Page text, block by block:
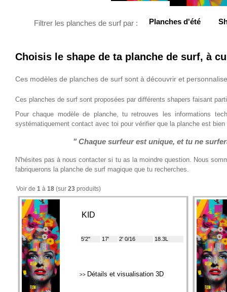
Filtrer les planches de surf par : Planches d'été
Choisis le shape de ta planche de surf, à
Ces modèles de planches de surf sont à découvrir et
Ces planches de surf sont proposées par différents shapers faisant
Pour chaque modèle de planche, tu retrouves les informations
systématiquement contact avec toi pour vérifier que la planche est
" Chaque surfeur est unique, et tu ne
N'hésites pas à nous contacter si tu as la moindre question. Nous
fabriquerons la planche de surf magique que tu recherches.
Voir de 1 à 18 (sur 23 produits)
KID
5'2'' 17' 2' 0/16 18.3L
>> Détails et visualisation 3D